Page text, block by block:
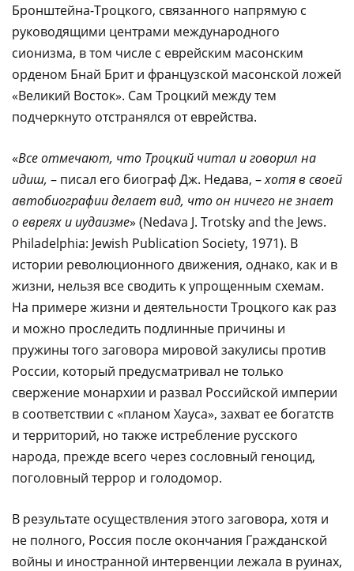
Бронштейна-Троцкого, связанного напрямую с
руководящими центрами международного
сионизма, в том числе с еврейским масонским
орденом Бнай Брит и французской масонской ложей
«Великий Восток». Сам Троцкий между тем
подчеркнуто отстранялся от еврейства.
«Все отмечают, что Троцкий читал и говорил на
идиш, – писал его биограф Дж. Недава, –хотя в своей
автобиографии делает вид, что он ничего не знает
о евреях и иудаизме» (Nedava J. Trotsky and the Jews.
Philadelphia: Jewish Publication Society, 1971). В
истории революционного движения, однако, как и в
жизни, нельзя все сводить к упрощенным схемам.
На примере жизни и деятельности Троцкого как раз
и можно проследить подлинные причины и
пружины того заговора мировой закулисы против
России, который предусматривал не только
свержение монархии и развал Российской империи
в соответствии с «планом Хауса», захват ее богатств
и территорий, но также истребление русского
народа, прежде всего через сословный геноцид,
поголовный террор и голодомор.
В результате осуществления этого заговора, хотя и
не полного, Россия после окончания Гражданской
войны и иностранной интервенции лежала в руинах,